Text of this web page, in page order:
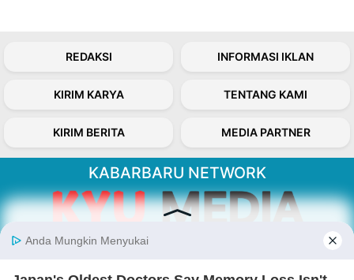
REDAKSI INFORMASI IKLAN
KIRIM KARYA TENTANG KAMI
KIRIM BERITA MEDIA PARTNER
KABARBARU NETWORK